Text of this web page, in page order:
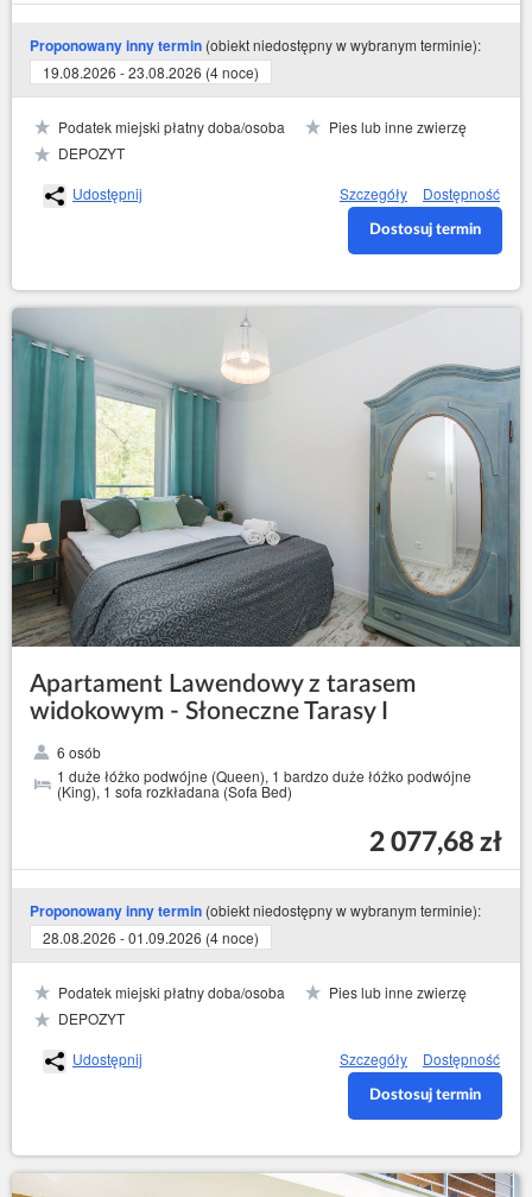
Proponowany inny termin (obiekt niedostępny w wybranym terminie):
19.08.2026 - 23.08.2026 (4 noce)
Podatek miejski płatny doba/osoba
Pies lub inne zwierzę
DEPOZYT
Udostępnij
Szczegóły Dostępność
Dostosuj termin
Apartament Lawendowy z tarasem
widokowym - Słoneczne Tarasy I
6 osób
1 duże łóżko podwójne (Queen), 1 bardzo duże łóżko podwójne
(King), 1 sofa rozkładana (Sofa Bed)
2 077,68 zł
Proponowany inny termin (obiekt niedostępny w wybranym terminie):
28.08.2026 - 01.09.2026 (4 noce)
Podatek miejski płatny doba/osoba
Pies lub inne zwierzę
DEPOZYT
Udostępnij
Szczegóły Dostępność
Dostosuj termin